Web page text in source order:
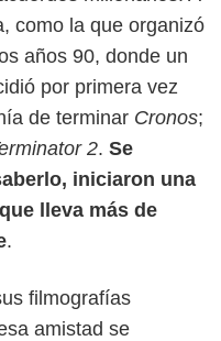
como la que organizó
años 90, donde un
por primera vez
de terminar Cronos;
2. Se
iniciaron una
lleva más de
.
filmografías
amistad se